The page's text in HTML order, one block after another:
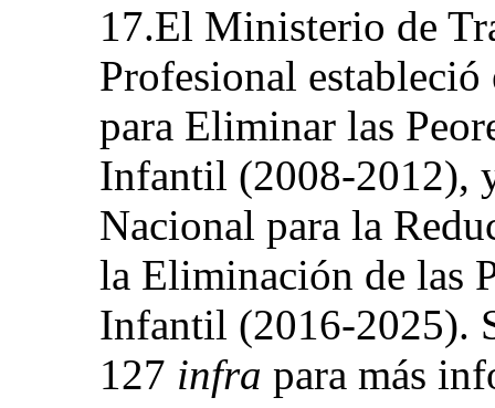
17.El Ministerio de
Profesional
para Eliminar las
Infantil (2008-2012),
Nacional para la
la Eliminación de las
Infantil (2016-2025).
127 infra para más